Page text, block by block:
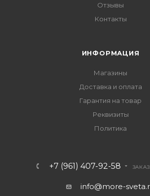
Отзывы
Контакты
ИНФОРМАЦИЯ
Магазины
Доставка и оплата
Гарантия на товар
Реквизиты
Политика
+7 (961) 407-92-58
info@more-